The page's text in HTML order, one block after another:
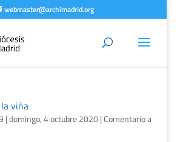
webmaster@archimadrid.org
viña
|domingo, 4 octubre 2020|Comentario a